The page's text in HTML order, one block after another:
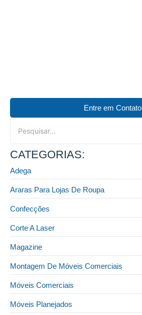
Entre em Contato
CATEGORIAS:
Adega
Araras Para Lojas De Roupa
Confecções
Corte A Laser
Magazine
Montagem De Móveis Comerciais
Móveis Comerciais
Móveis Planejados